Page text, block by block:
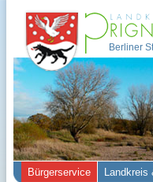
Berliner
Bürgerservice Landkreis